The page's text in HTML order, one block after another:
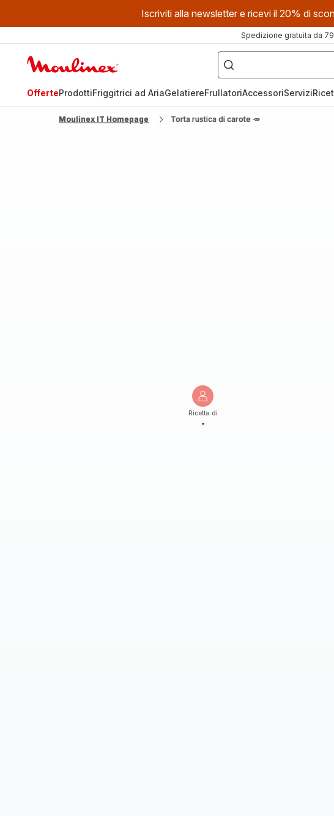
Iscriviti alla newsletter e ricevi il 20% di
Spedizione gratuita da
Cosa
stai
cercando?
OfferteProdottiFriggitrici ad AriaGelatiereFrullatoriAccessoriServizi
Moulinex IT Homepage Torta rustica di carote 🥕
Ricetta di
-